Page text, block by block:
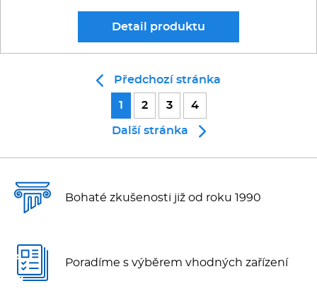
Detail produktu
Předchozí stránka
1 2 3 4
Další stránka
Bohaté zkušenosti již od roku 1990
Poradíme s výběrem vhodných zařízení